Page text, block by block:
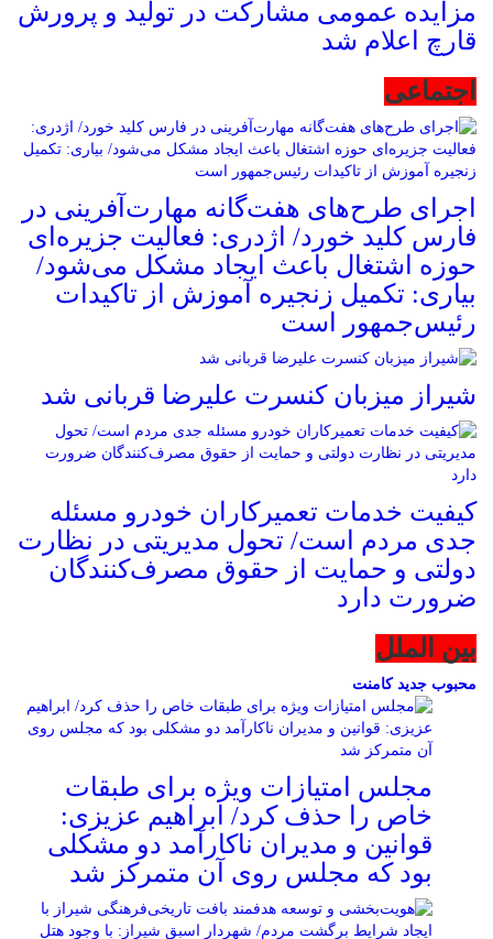
مزایده عمومی مشارکت در تولید و پرورش
قارچ اعلام شد
اجتماعی
اجرای طرح‌های هفت‌گانه مهارت‌آفرینی در
فارس کلید خورد/ اژدری: فعالیت جزیره‌‌ای
حوزه اشتغال باعث ایجاد مشکل می‌شود/
بیاری: تکمیل زنجیره آموزش از تاکیدات
رئیس‌جمهور است
شیراز میزبان کنسرت علیرضا قربانی شد
کیفیت خدمات تعمیرکاران خودرو مسئله
جدی مردم است/ تحول مدیریتی در نظارت
دولتی و حمایت از حقوق مصرف‌کنندگان
ضرورت دارد
بین الملل
محبوب جدیدکامنت
مجلس امتیازات ویژه برای طبقات
خاص را حذف کرد/ ابراهیم عزیزی:
قوانین و مدیران ناکارآمد دو مشکلی
بود که مجلس روی آن متمرکز شد